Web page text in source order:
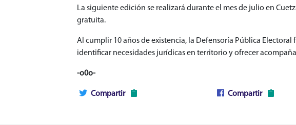
La siguiente edición se realizará durante el mes de julio en
gratuita.
Al cumplir 10 años de existencia, la Defensoría Pública
identificar necesidades jurídicas en territorio y ofrecer
-o0o-
Compartir Compartir